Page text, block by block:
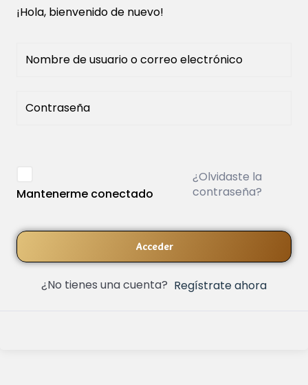
¡Hola, bienvenido de nuevo!
Mantenerme conectado
¿Olvidaste la
contraseña?
Acceder
¿No tienes una cuenta? Regístrate ahora